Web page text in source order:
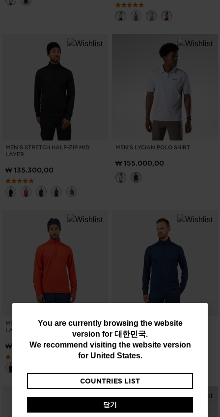
You
are
website
version
You are currently browsing the website
version for 대한민국.
We recommend visiting the website version
for United States.
COUNTRIES LIST
닫기
MEN'S STRETCH HALF-ZIP MID
LAYER
₩ 135.300,00
MEN'S LYCIAN POLO SHIRT
₩ 155.000,00
MEN'S STRETCH HALF-ZIP MID
LAYER
₩ 135.300,00
MEN'S STRETCH HALF-ZIP MID
LAYER
₩ 135.300,00